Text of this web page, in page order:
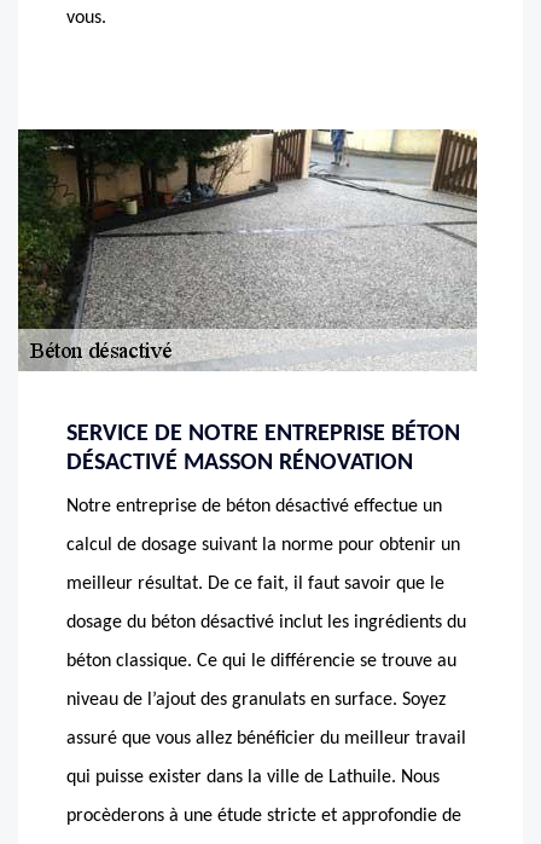
vous.
SERVICE DE NOTRE ENTREPRISE BÉTON
DÉSACTIVÉ MASSON RÉNOVATION
Notre entreprise de béton désactivé effectue un
calcul de dosage suivant la norme pour obtenir un
meilleur résultat. De ce fait, il faut savoir que le
dosage du béton désactivé inclut les ingrédients du
béton classique. Ce qui le différencie se trouve au
niveau de l’ajout des granulats en surface. Soyez
assuré que vous allez bénéficier du meilleur travail
qui puisse exister dans la ville de Lathuile. Nous
procèderons à une étude stricte et approfondie de